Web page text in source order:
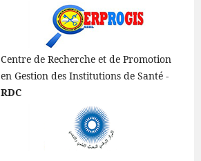
Centre de Recherche et de Promotion
en Gestion des Institutions de Santé -
RDC